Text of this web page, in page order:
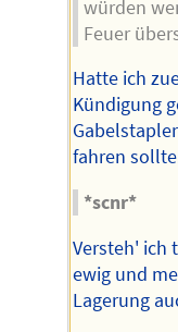
würden
Feuer
Hatte ich
Kündigung
fahren
*scnr*
Versteh' ich
ewig und
Lagerung